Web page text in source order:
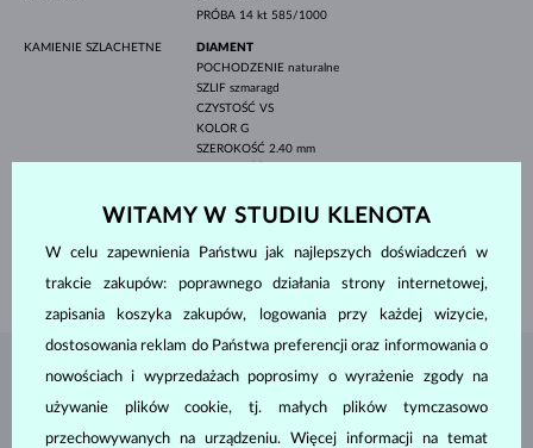
PRÓBA 14 kt 585/1000
KAMIENIE SZLACHETNE
DIAMENT
POCHODZENIE naturalne
SZLIF szmaragd
CZYSTOŚĆ VS
KOLOR G
SZEROKOŚĆ 2.40 mm
POCHODZENIEnaturalne
BIŻUTERIA ZATELIER KLENOTA
WITAMY W STUDIU KLENOTA
W celu zapewnienia Państwu jak najlepszych doświadczeń w
trakcie zakupów: poprawnego działania strony internetowej,
zapisania koszyka zakupów, logowania przy każdej wizycie,
dostosowania reklam do Państwa preferencji oraz informowania o
nowościach i wyprzedażach poprosimy o wyrażenie zgody na
używanie plików cookie, tj. małych plików tymczasowo
przechowywanych na urządzeniu. Więcej informacji na temat